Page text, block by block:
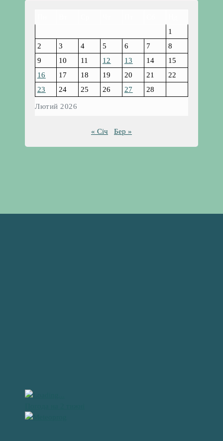
Лютий 2026
1
2
3 4 5 6 7
8
9
10 11 12 13 14
15
16
17 18 19 20 21
22
23
24 25 26 27 28
« Січ Бер »